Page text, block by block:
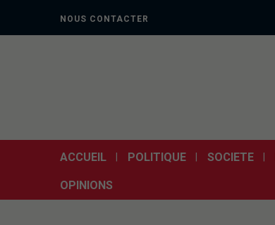
NOUS CONTACTER
ACCUEIL POLITIQUE SOCIETE
OPINIONS